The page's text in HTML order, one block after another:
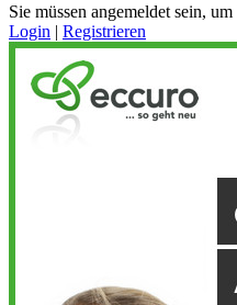
Sie müssen angemeldet sein,
Login | Registrieren